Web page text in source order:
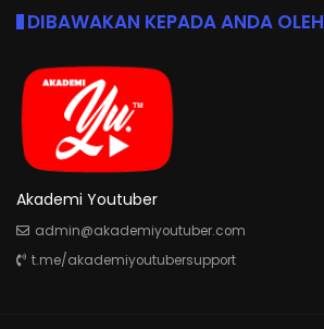
DIBAWAKAN KEPADA ANDA OLEH
Akademi Youtuber
admin@akademiyoutuber.com
t.me/akademiyoutubersupport